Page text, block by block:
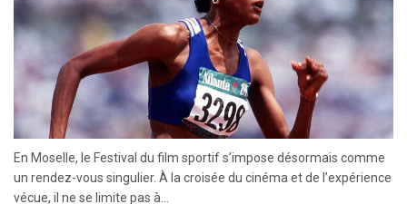
En Moselle, le Festival du film sportif s’impose désormais comme
un rendez-vous singulier. À la croisée du cinéma et de l’expérience
vécue, il ne se limite pas à...